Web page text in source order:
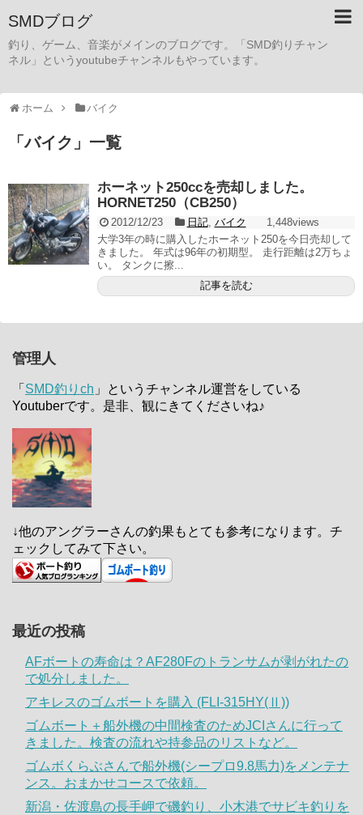
SMDブログ
釣り、ゲーム、音楽がメインのブログです。「SMD釣りチャン
ネル」というyoutubeチャンネルもやっています。
ホーム バイク
「バイク 」 一覧
ホーネット250ccを売却しました。
HORNET250（CB250）
2012/12/23 日記, バイク
1,448views
大学3年の時に購入したホーネット250を今日売却して
きました。 年式は96年の初期型。 走行距離は2万ちょ
い。 タンクに擦...
記事を読む
管理人
「 SMD釣りch 」というチャンネル運営をしている
Youtuberです。是非、観にきてくださいね♪
↓他のアングラーさんの釣果もとても参考になります。チ
ェックしてみて下さい。
最近の投稿
AFボートの寿命は？AF280Fのトランサムが剥がれたの
で処分しました。
アキレスのゴムボートを購入 (FLI-315HY(Ⅱ))
ゴムボート＋船外機の中間検査のためJCIさんに行って
きました。検査の流れや持参品のリストなど。
ゴムボくらぶさんで船外機(シープロ9.8馬力)をメンテナ
ンス。おまかせコースで依頼。
新潟・佐渡島の長手岬で磯釣り、小木港でサビキ釣りを